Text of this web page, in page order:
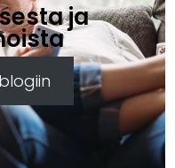
ja